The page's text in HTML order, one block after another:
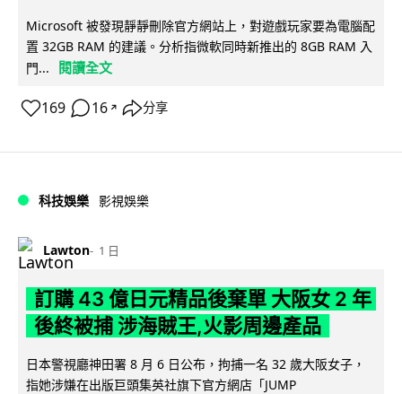
Microsoft 被發現靜靜刪除官方網站上，對遊戲玩家要為電腦配
置 32GB RAM 的建議。分析指微軟同時新推出的 8GB RAM 入
門...
閱讀全文
169 16 ↗ 分享
科技娛樂 影視娛樂
Lawton 1 日
訂購 43 億日元精品後棄單 大阪女 2 年
後終被捕 涉海賊王,火影周邊產品
日本警視廳神田署 8 月 6 日公布，拘捕一名 32 歲大阪女子，
指她涉嫌在出版巨頭集英社旗下官方網店「JUMP